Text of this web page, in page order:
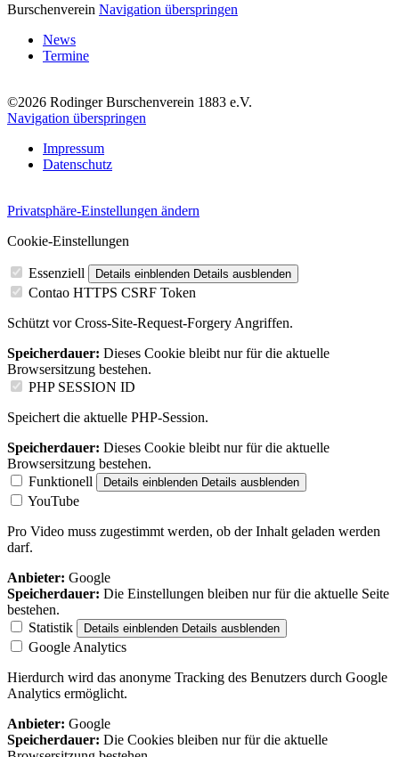
Burschenverein Navigation überspringen
News
Termine
©2026 Rodinger Burschenverein 1883 e.V.
Navigation überspringen
Impressum
Datenschutz
Privatsphäre-Einstellungen ändern
Cookie-Einstellungen
Essenziell Details einblenden Details ausblenden
Contao HTTPS CSRF Token
Schützt vor Cross-Site-Request-Forgery Angriffen.
Speicherdauer: Dieses Cookie bleibt nur für die aktuelle
Browsersitzung bestehen.
PHP SESSION ID
Speichert die aktuelle PHP-Session.
Speicherdauer: Dieses Cookie bleibt nur für die aktuelle
Browsersitzung bestehen.
Funktionell
Details einblenden Details ausblenden
YouTube
Pro Video muss zugestimmt werden, ob der Inhalt geladen werden
darf.
Anbieter: Google
Speicherdauer: Die Einstellungen bleiben nur für die aktuelle Seite
bestehen.
Statistik
Details einblenden Details ausblenden
Google Analytics
Hierdurch wird das anonyme Tracking des Benutzers durch Google
Analytics ermöglicht.
Anbieter: Google
Speicherdauer: Die Cookies bleiben nur für die aktuelle